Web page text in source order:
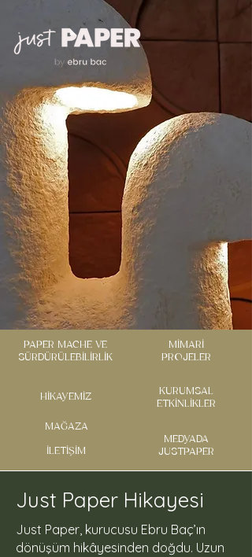
PAPER MACHE VE
SÜRDÜRÜLEBİLİRLİK
MİMARİ
PROJELER
HİKAYEMİZ
KURUMSAL
ETKİNLİKLER
MAĞAZA
İLETİŞİM
MEDYADA
JUSTPAPER
Just Paper Hikayesi
Just Paper, kurucusu Ebru Baç’ın
dönüşüm hikâyesinden doğdu. Uzun